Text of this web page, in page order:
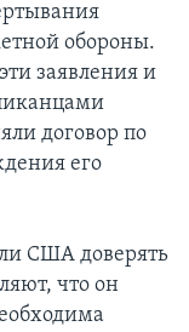
обороны.
заявления и
договор по
его
ли США доверять
что он